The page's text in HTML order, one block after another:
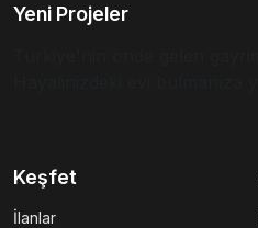
Yeni Projeler
Keşfet
İlanlar